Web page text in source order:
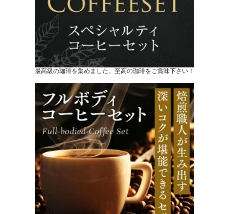
最高級の珈琲を集めました。至高の珈琲をご賞味下さい！